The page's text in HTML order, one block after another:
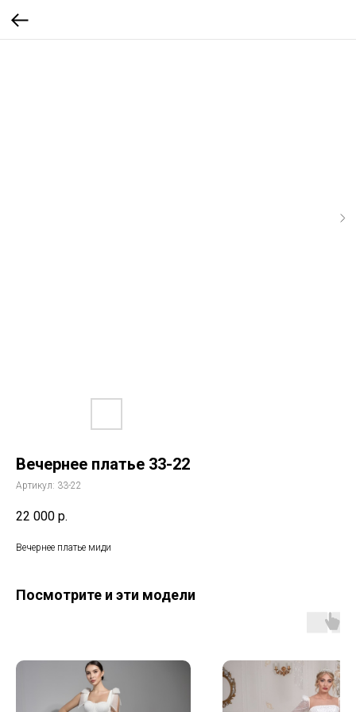
Вечернее платье 33-22
Артикул: 33-22
22 000 р.
Вечернее платье миди
Посмотрите и эти модели